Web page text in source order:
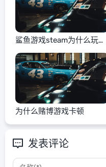
鲨鱼游戏steam为什么玩不
了
为什么赌博游戏卡顿
发表评论